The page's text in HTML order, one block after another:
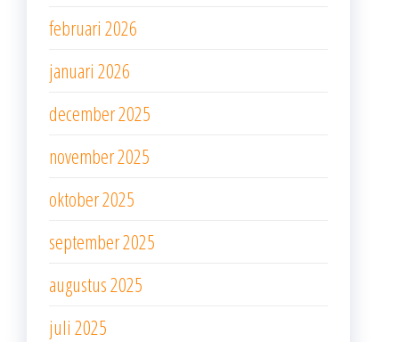
februari 2026
januari 2026
december 2025
november 2025
oktober 2025
september 2025
augustus 2025
juli 2025